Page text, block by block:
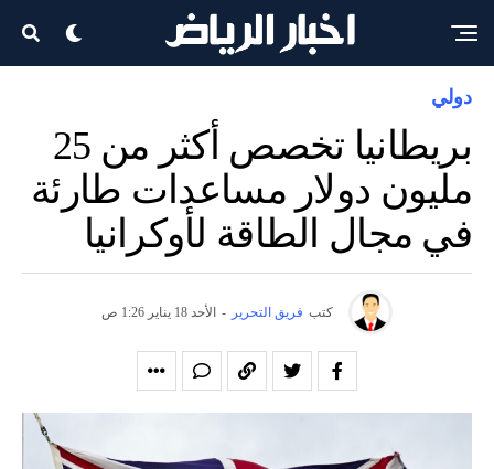
دولي
بريطانيا تخصص أكثر من 25
مليون دولار مساعدات طارئة
في مجال الطاقة لأوكرانيا
كتب فريق التحرير - الأحد 18 يناير 1:26 ص